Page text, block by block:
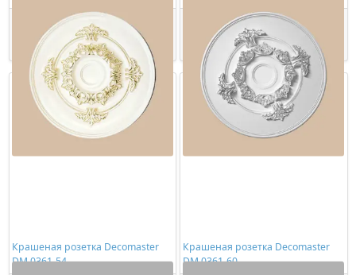
3098,00 ₽/шт
Купить
7570,00 ₽/шт
Купить
Крашеная розетка Decomaster
DM 0361-54
Крашеная розетка Decomaster
DM 0361-60